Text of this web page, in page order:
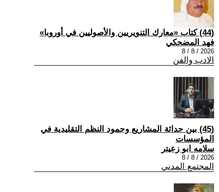
(44) كتاب «معارك التنويريين والأصوليين في أوروبا»
فهد المضحكي
2026 / 8 / 8
الادب والفن
(45) بين حداثة المشاريع وجمود النظم التقليدية في
المؤسسات
سلامه ابو زعيتر
2026 / 8 / 8
المجتمع المدني